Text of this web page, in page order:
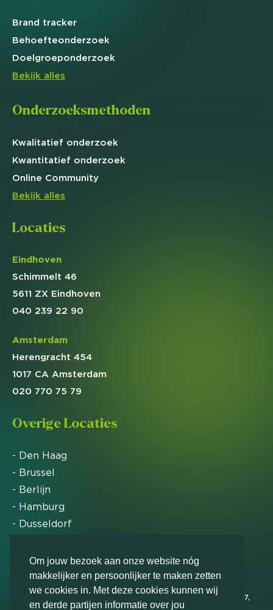
Om jouw bezoek aan onze website nóg
makkelijker en persoonlijker te maken zetten
we cookies in. Met deze cookies kunnen wij
en derde partijen informatie over jou
Brand tracker
Behoefteonderzoek
Doelgroeponderzoek
Bekijk alles
Onderzoeksmethoden
Kwalitatief onderzoek
Kwantitatief onderzoek
Online Community
Bekijk alles
Locaties
Eindhoven
Schimmelt 46
5611 ZX Eindhoven
040 239 22 90
Amsterdam
Herengracht 454
1017 CA Amsterdam
020 770 75 79
Overige Locaties
- Den Haag
- Brussel
- Berlijn
- Hamburg
- Dusseldorf
Markteffect is door het Financieele Dagblad
uitgeroepen tot FD Gazelle in 2012, 2015, 2016, 2017,